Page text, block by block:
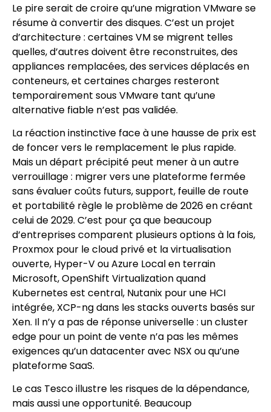
Le pire serait de croire qu’une migration VMware se
résume à convertir des disques. C’est un projet
d’architecture : certaines VM se migrent telles
quelles, d’autres doivent être reconstruites, des
appliances remplacées, des services déplacés en
conteneurs, et certaines charges resteront
temporairement sous VMware tant qu’une
alternative fiable n’est pas validée.
La réaction instinctive face à une hausse de prix est
de foncer vers le remplacement le plus rapide.
Mais un départ précipité peut mener à un autre
verrouillage : migrer vers une plateforme fermée
sans évaluer coûts futurs, support, feuille de route
et portabilité règle le problème de 2026 en créant
celui de 2029. C’est pour ça que beaucoup
d’entreprises comparent plusieurs options à la fois,
Proxmox pour le cloud privé et la virtualisation
ouverte, Hyper-V ou Azure Local en terrain
Microsoft, OpenShift Virtualization quand
Kubernetes est central, Nutanix pour une HCI
intégrée, XCP-ng dans les stacks ouverts basés sur
Xen. Il n’y a pas de réponse universelle : un cluster
edge pour un point de vente n’a pas les mêmes
exigences qu’un datacenter avec NSX ou qu’une
plateforme SaaS.
Le cas Tesco illustre les risques de la dépendance,
mais aussi une opportunité. Beaucoup